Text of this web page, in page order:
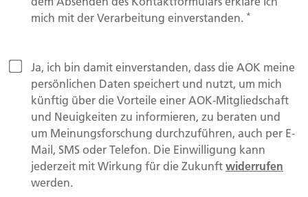
mich mit der Verarbeitung einverstanden. *
Ja, ich bin damit einverstanden, dass die AOK meine
persönlichen Daten speichert und nutzt, um mich
künftig über die Vorteile einer AOK-Mitgliedschaft
und Neuigkeiten zu informieren, zu beraten und
um Meinungsforschung durchzuführen, auch per E-
Mail, SMS oder Telefon. Die Einwilligung kann
jederzeit mit Wirkung für die Zukunft widerrufen
werden.